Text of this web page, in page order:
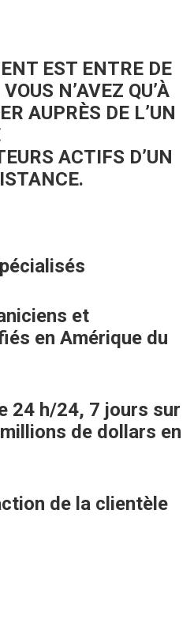
EST ENTRE DE
N’AVEZ QU’À
AUPRÈS DE L’UN
ACTIFS D’UN
et
en Amérique du
24 h/24, 7 jours sur
de dollars en
de la clientèle